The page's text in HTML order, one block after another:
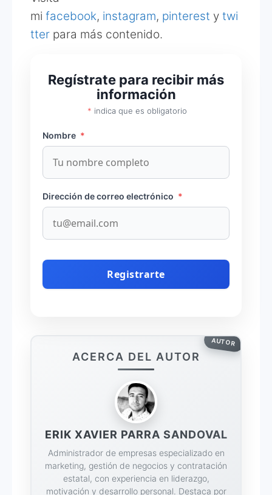
mi facebook, instagram, pinterest y twi
tter para más contenido.
Regístrate para recibir más
información
* indica que es obligatorio
Nombre *
Dirección de correo electrónico *
AUTOR
ACERCA DEL AUTOR
ERIK XAVIER PARRA SANDOVAL
Administrador de empresas especializado en
marketing, gestión de negocios y contratación
estatal, con experiencia en liderazgo,
motivación y desarrollo personal. Destaca por